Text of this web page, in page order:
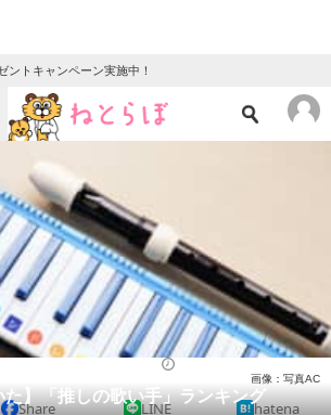
ントキャンペーン実施中！
クイズ
地域
教育・育児
リサーチ
】「推しの歌い手」ランキング
画像：写真AC
Share LINE hatena